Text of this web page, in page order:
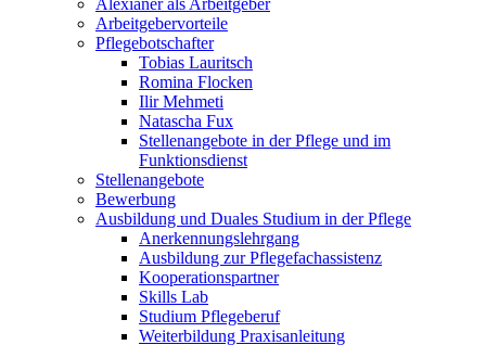
Alexianer als Arbeitgeber
Arbeitgebervorteile
Pflegebotschafter
Tobias Lauritsch
Romina Flocken
Ilir Mehmeti
Natascha Fux
Stellenangebote in der Pflege und im
Funktionsdienst
Stellenangebote
Bewerbung
Ausbildung und Duales Studium in der Pflege
Anerkennungslehrgang
Ausbildung zur Pflegefachassistenz
Kooperationspartner
Skills Lab
Studium Pflegeberuf
Weiterbildung Praxisanleitung